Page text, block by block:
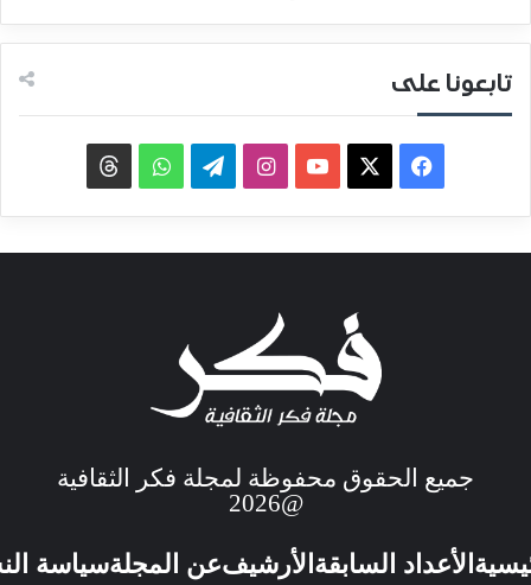
تابعونا على
جميع الحقوق محفوظة لمجلة فكر الثقافية
@2026
الأعداد السابقة الأرشيفعن المجلةسياسة